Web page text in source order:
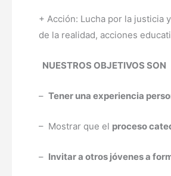
+ Acción: Lucha por la justicia
de la realidad, acciones
NUESTROS OBJETIVOS SON
– Tener una experiencia
– Mostrar que el proceso
– Invitar a otros jóvenes a